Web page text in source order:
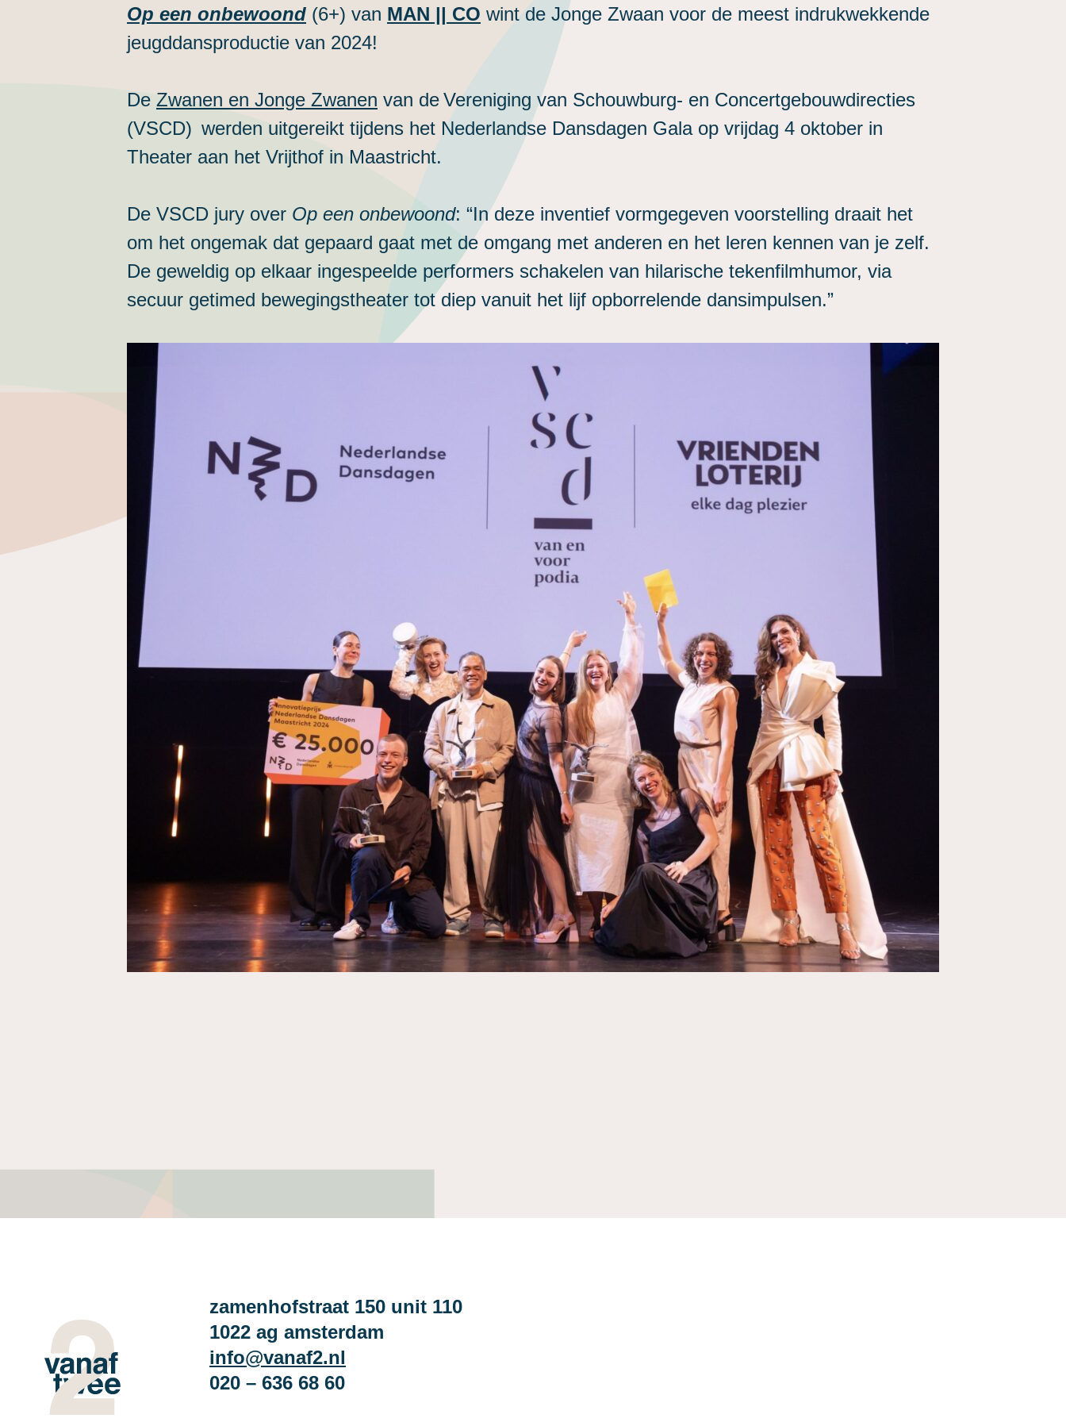
Op een onbewoond (6+) van MAN || CO wint de Jonge Zwaan voor de meest indrukwekkende
jeugddansproductie van 2024!
De Zwanen en Jonge Zwanen van de Vereniging van Schouwburg- en Concertgebouwdirecties
(VSCD) werden uitgereikt tijdens het Nederlandse Dansdagen Gala op vrijdag 4 oktober in
Theater aan het Vrijthof in Maastricht.
De VSCD jury over Op een onbewoond: “In deze inventief vormgegeven voorstelling draait het
om het ongemak dat gepaard gaat met de omgang met anderen en het leren kennen van je zelf.
De geweldig op elkaar ingespeelde performers schakelen van hilarische tekenfilmhumor, via
secuur getimed bewegingstheater tot diep vanuit het lijf opborrelende dansimpulsen.”
zamenhofstraat 150 unit 110
1022 ag amsterdam
info@vanaf2.nl
020 – 636 68 60